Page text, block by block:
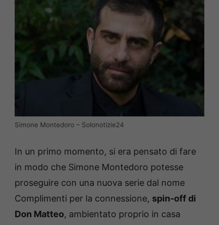
Simone Montedoro – Solonotizie24
In un primo momento, si era pensato di fare
in modo che Simone Montedoro potesse
proseguire con una nuova serie dal nome
Complimenti per la connessione, spin-off di
Don Matteo, ambientato proprio in casa